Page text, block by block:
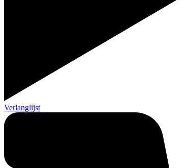
Verlanglijst